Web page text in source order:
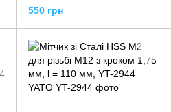
VOREL
550 грн